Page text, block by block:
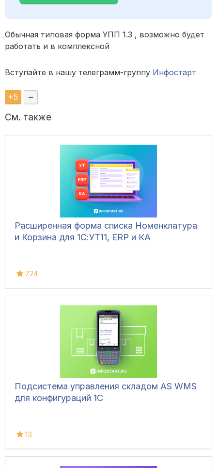
Обычная типовая форма УПП 1.3 , возможно будет
работать и в комплексной
Вступайте в нашу телеграмм-группу Инфостарт
+5 –
См. также
Расширенная форма списка Номенклатура
и Корзина для 1С:УТ11, ERP и КА
724
Подсистема управления складом AS WMS
для конфигураций 1С
13